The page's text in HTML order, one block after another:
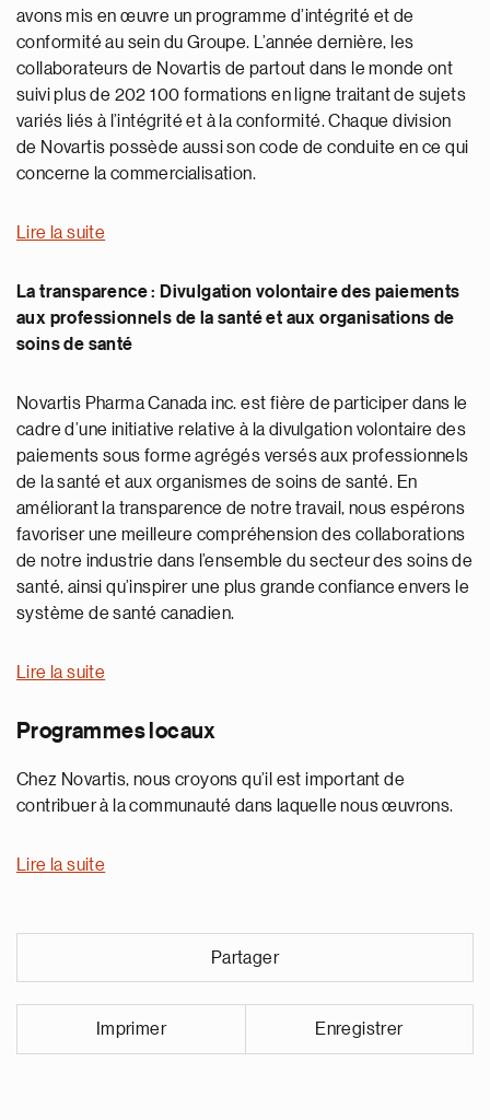
avons mis en œuvre un programme d’intégrité et de
conformité au sein du Groupe. L’année dernière, les
collaborateurs de Novartis de partout dans le monde ont
suivi plus de 202 100 formations en ligne traitant de sujets
variés liés à l’intégrité et à la conformité. Chaque division
de Novartis possède aussi son code de conduite en ce qui
concerne la commercialisation.
Lire la suite
La transparence : Divulgation volontaire des paiements
aux professionnels de la santé et aux organisations de
soins de santé
Novartis Pharma Canada inc. est fière de participer dans le
cadre d’une initiative relative à la divulgation volontaire des
paiements sous forme agrégés versés aux professionnels
de la santé et aux organismes de soins de santé. En
améliorant la transparence de notre travail, nous espérons
favoriser une meilleure compréhension des collaborations
de notre industrie dans l’ensemble du secteur des soins de
santé, ainsi qu’inspirer une plus grande confiance envers le
système de santé canadien.
Lire la suite
Programmes locaux
Chez Novartis, nous croyons qu’il est important de
contribuer à la communauté dans laquelle nous œuvrons.
Lire la suite
Partager
Imprimer Enregistrer